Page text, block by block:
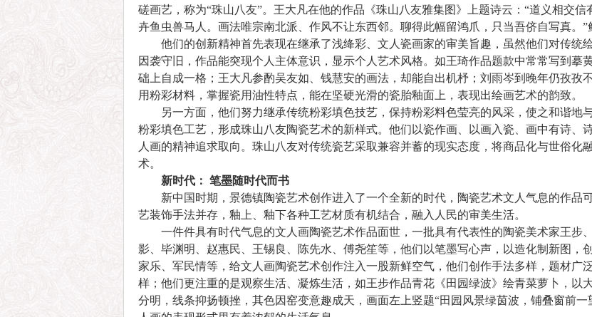
磋画艺，称为“珠山八友”。王大凡在他的作品《珠山八友雅集图》上题诗云：“道义相交
卉鱼虫兽马人。画法唯宗南北派、作风不让东西邻。聊得此幅留鸿爪，只当吾侪自写真。”
他们的创新精神首先表现在继承了浅绛彩、文人瓷画家的审美旨趣，虽然他们对传统
因袭守旧，作品能突现个人主体意识，显示个人艺术风格。如王琦作品题款中常常写到摹
础上自成一格；王大凡参酌吴友如、钱慧安的画法，却能自出机杼；刘雨岑到晚年仍孜孜
用粉彩材料，掌握瓷用油性特点，能在坚硬光滑的瓷胎釉面上，表现出绘画艺术的韵致。
另一方面，他们努力继承传统粉彩填色技艺，保持粉彩料色莹亮的风采，使之和谐地
粉彩填色工艺，形成珠山八友陶瓷艺术的新样式。他们以瓷作画、以画入瓷、画中有诗、
人画的精神追求取向。珠山八友对传统瓷艺采取兼容并蓄的现实态度，将商品化与世俗化
术。
新时代： 笔墨随时代而书
新中国时期，景德镇陶瓷艺术创作进入了一个全新的时代，陶瓷艺术文人气息的作品
艺装饰手法并存，釉上、釉下各种工艺材质有机结合，融入人民的审美生活。
一件件具有时代气息的文人画陶瓷艺术作品面世，一批具有代表性的陶瓷美术家王步
影、毕渊明、赵惠民、王锡良、陈先水、傅尧笙等，他们以笔墨写心声，以造化制新图，
家乐、军民情等，给文人画陶瓷艺术创作注入一股新鲜空气，他们创作手法多样，题材广
样；他们更注重的是观察生活、凝炼生活，如王步作品青花《田园绿波》绘青菜萝卜，以
分明，线条抑扬顿挫，其色因窑变意趣成天，画面左上竖题“田园风景绿茵波，铺叠窗前